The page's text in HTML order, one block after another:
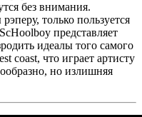
без внимания.
только пользуется
ScHoolboy представляет
идеалы того самого
coast, что играет артисту
но излишняя